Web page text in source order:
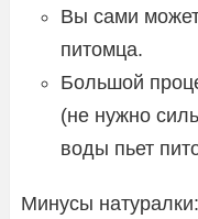
Вы сами
питомца.
Большой
(не нужно
воды пьет
Минусы натуралки: